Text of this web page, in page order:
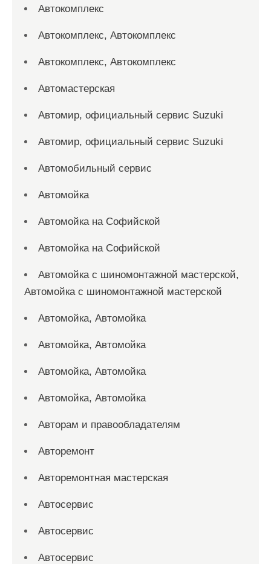
Автокомплекс
Автокомплекс, Автокомплекс
Автокомплекс, Автокомплекс
Автомастерская
Автомир, официальный сервис Suzuki
Автомир, официальный сервис Suzuki
Автомобильный сервис
Автомойка
Автомойка на Софийской
Автомойка на Софийской
Автомойка с шиномонтажной мастерской,
Автомойка с шиномонтажной мастерской
Автомойка, Автомойка
Автомойка, Автомойка
Автомойка, Автомойка
Автомойка, Автомойка
Авторам и правообладателям
Авторемонт
Авторемонтная мастерская
Автосервис
Автосервис
Автосервис